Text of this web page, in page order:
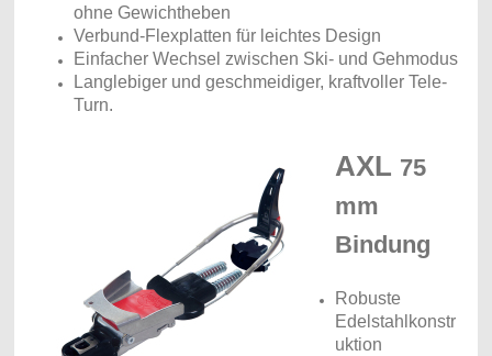
ohne Gewichtheben
Verbund-Flexplatten für leichtes Design
Einfacher Wechsel zwischen Ski- und Gehmodus
Langlebiger und geschmeidiger, kraftvoller Tele-
Turn.
AXL 75
mm
Bindung
Robuste
Edelstahlkonstr
uktion